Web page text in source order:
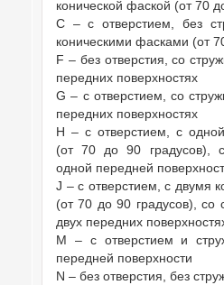
конической фаской (от 70
C – с отверстием, без
коническими фасками (от
F – без отверстия, со
передних поверхностях
G – с отверстием, со
передних поверхностях
H – с отверстием, с
(от 70 до 90 градусов),
одной передней
J – с отверстием, с двумя
(от 70 до 90 градусов), со
двух передних
M – с отверстием и
передней поверхности
N – без отверстия, без